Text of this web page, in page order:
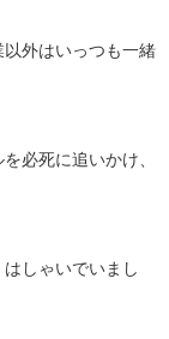
外はいっつも一緒
必死に追いかけ、
しゃいでいまし